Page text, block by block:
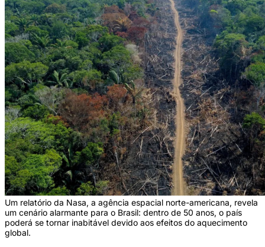
Um relatório da Nasa, a agência espacial norte-americana, revela
um cenário alarmante para o Brasil: dentro de 50 anos, o país
poderá se tornar inabitável devido aos efeitos do aquecimento
global.